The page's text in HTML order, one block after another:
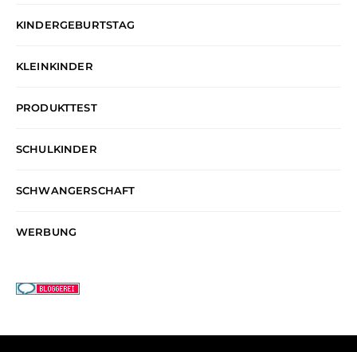
KINDERGEBURTSTAG
KLEINKINDER
PRODUKTTEST
SCHULKINDER
SCHWANGERSCHAFT
WERBUNG